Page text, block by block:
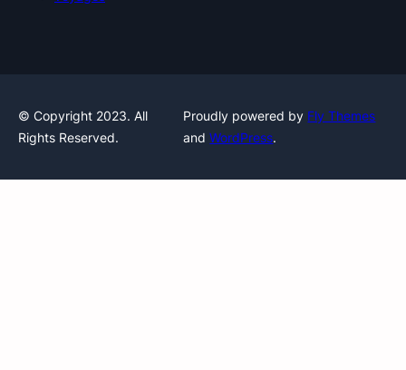
© Copyright 2023. All
Rights Reserved.
Proudly powered by Fly Themes
andWordPress.